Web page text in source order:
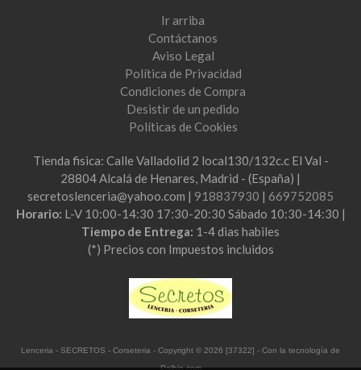
Ir arriba
Contáctanos
Aviso Legal
Política de Privacidad
Condiciones de Compra
Desistir de un pedido
Políticas de Cookies
Tienda fisica: Calle Valladolid 2 local130/132c.c El Val -
28804 Alcalá de Henares, Madrid - (España) |
secretoslenceria@yahoo.com | 918837930 | 669752085
Horario: L-V 10:00-14:30 17:30-20:30 Sábado 10:30-14:30 |
Tiempo de Entrega: 1-4 dias habiles
(*) Precios con Impuestos incluidos
Lenceria - SECRETOS - Corseteria - Copyright © 2026 [37322] - Con la tecnología de
Palbin.com